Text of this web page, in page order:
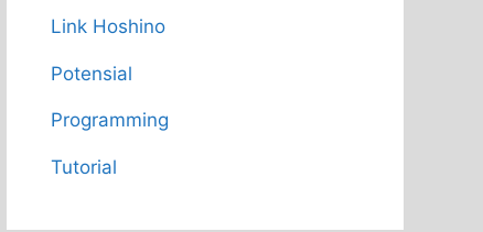
Link Hoshino
Potensial
Programming
Tutorial